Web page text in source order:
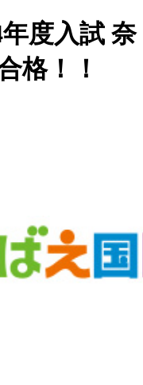
度入試 奈
格！！